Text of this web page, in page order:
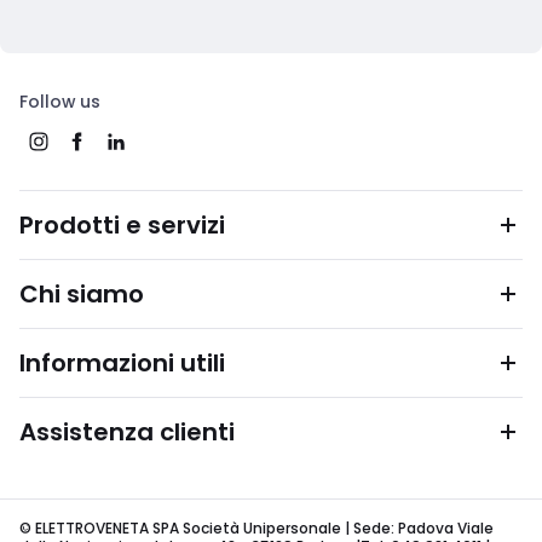
Follow us
Prodotti e servizi
Chi siamo
Informazioni utili
Assistenza clienti
© ELETTROVENETA SPA Società Unipersonale | Sede: Padova Viale